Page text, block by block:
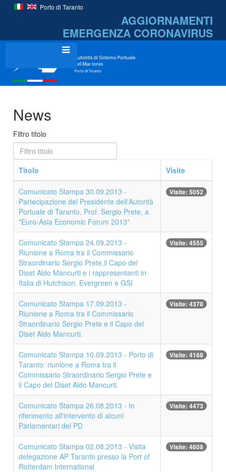
Porto di Taranto
AGGIORNAMENTI
EMERGENZA CORONAVIRUS
News
Filtro titolo
Titolo Visite
Comunicato Stampa 30.09.2013 -
Partecipazione del Presidente dell'Autorità
Portuale di Taranto, Prof. Sergio Prete, a
"Euro-Asia Economic Forum 2013"
Visite: 5052
Comunicato Stampa 24.09.2013 -
Riunione a Roma tra il Commissario
Straordinario Sergio Prete,il Capo del
Diset Aldo Mancurti e i rappresentanti in
Italia di Hutchison, Evergreen e GSI
Visite: 4555
Comunicato Stampa 17.09.2013 -
Riunione a Roma tra il Commissario
Straordinario Sergio Prete e il Capo del
Diset Aldo Mancurti.
Visite: 4378
Comunicato Stampa 10.09.2013 - Porto di
Taranto: riunione a Roma tra il
Commissario Straordinario Sergio Prete e
il Capo del Diset Aldo Mancurti.
Visite: 4168
Comunicato Stampa 26.08.2013 - In
riferimento all'intervento di alcuni
Parlamentari del PD
Visite: 4473
Comunicato Stampa 02.08.2013 - Visita
delegazione AP Taranto presso la Port of
Rotterdam International
Visite: 4608